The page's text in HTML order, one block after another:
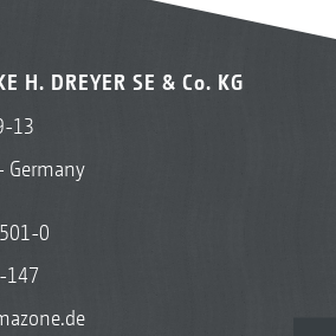
H. DREYER SE & Co. KG
13
Germany
0
147